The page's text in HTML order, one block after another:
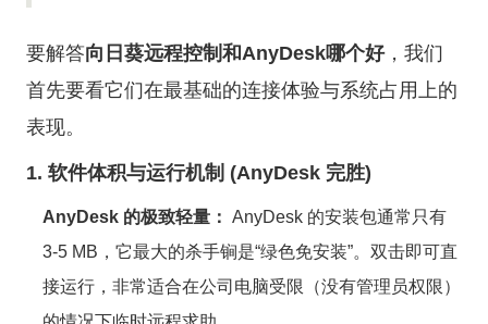
要解答向日葵远程控制和AnyDesk哪个好，我们
首先要看它们在最基础的连接体验与系统占用上的
表现。
1. 软件体积与运行机制 (AnyDesk 完胜)
AnyDesk 的极致轻量： AnyDesk 的安装包通常只有
3-5 MB，它最大的杀手锏是“绿色免安装”。双击即可直
接运行，非常适合在公司电脑受限（没有管理员权限）